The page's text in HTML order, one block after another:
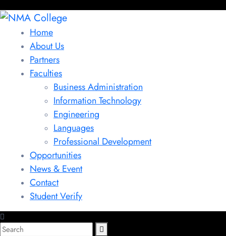
Home
About Us
Partners
Faculties
Business Administration
Information Technology
Engineering
Languages
Professional Development
Opportunities
News & Event
Contact
Student Verify